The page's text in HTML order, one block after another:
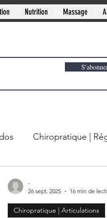
Nutrition Massage
Chiropratique |
chiropratique
PSB à Sainte-Julie:
Chiropratique | Articulations
-
26 sept. 2025
16 min de